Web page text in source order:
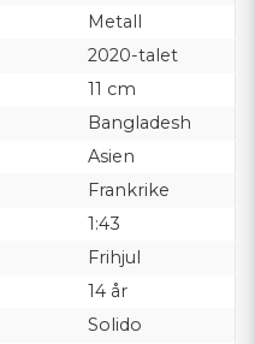
Metall
2020-talet
11 cm
Bangladesh
Asien
Frankrike
1:43
Frihjul
14 år
Solido